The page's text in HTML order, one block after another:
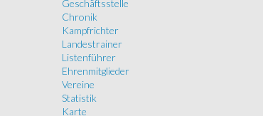
Geschäftsstelle
Chronik
Kampfrichter
Landestrainer
Listenführer
Ehrenmitglieder
Vereine
Statistik
Karte